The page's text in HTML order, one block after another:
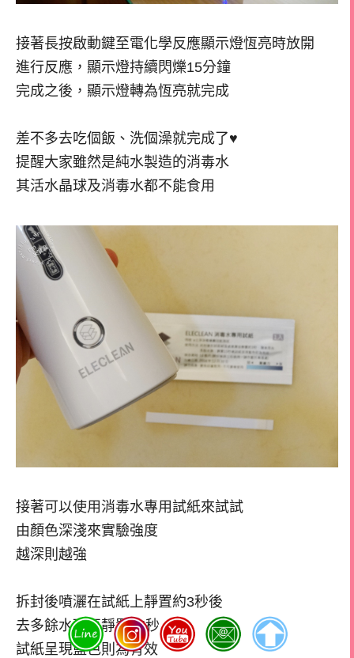
接著長按啟動鍵至電化學反應顯示燈恆亮時放開
進行反應，顯示燈持續閃爍15分鐘
完成之後，顯示燈轉為恆亮就完成
差不多去吃個飯、洗個澡就完成了♥
提醒大家雖然是純水製造的消毒水
其活水晶球及消毒水都不能食用
接著可以使用消毒水專用試紙來試試
由顏色深淺來實驗強度
越深則越強
拆封後噴灑在試紙上靜置約3秒後
去多餘水珠再靜置15秒
試紙呈現藍色則為有效